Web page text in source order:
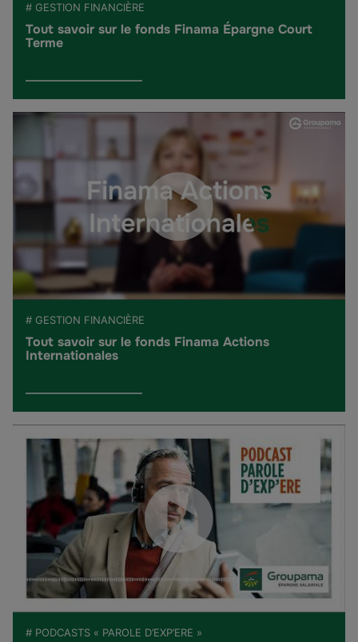
# GESTION FINANCIÈRE
Tout savoir sur le fonds Finama Épargne Court
Terme
# GESTION FINANCIÈRE
Tout savoir sur le fonds Finama Actions
Internationales
# PODCASTS « PAROLE D’EXP’ERE »